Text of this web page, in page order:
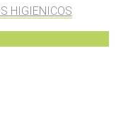
HIGIENICOS